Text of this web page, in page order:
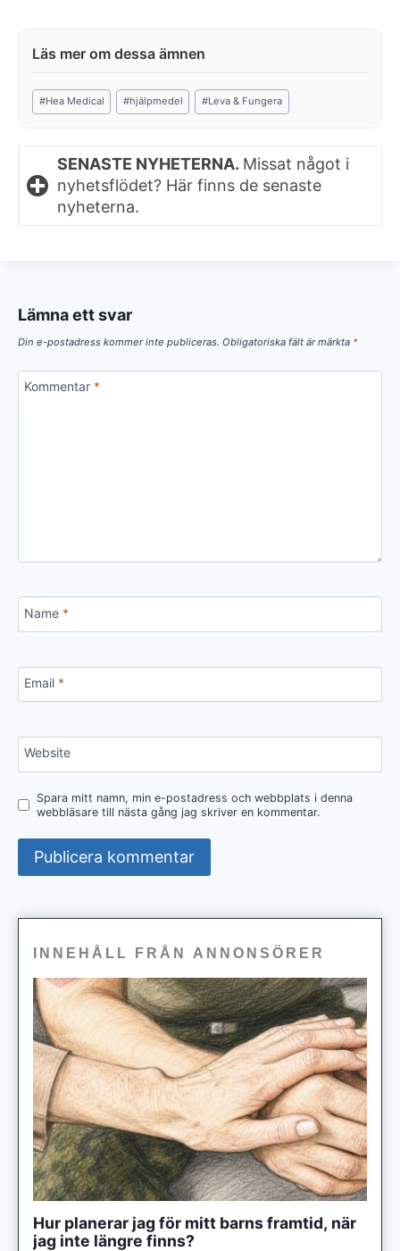
Post
Tags:
#Hea Medical #hjälpmedel #Leva & Fungera
SENASTE NYHETERNA. Missat något i
nyhetsflödet? Här finns de senaste
nyheterna.
Lämna ett svar
Din e-postadress kommer inte publiceras. Obligatoriska fält är märkta *
Kommentar *
Name *
Email *
Website
Spara mitt namn, min e-postadress och webbplats i denna
webbläsare till nästa gång jag skriver en kommentar.
INNEHÅLL FRÅN ANNONSÖRER
Hur planerar jag för mitt barns framtid, när
jag inte längre finns?